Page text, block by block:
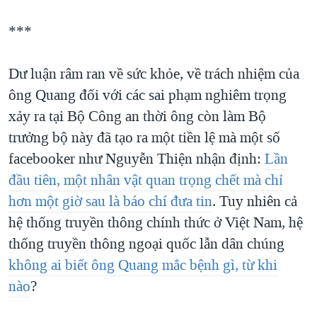
***
Dư luận râm ran về sức khỏe, về trách nhiệm của
ông Quang đối với các sai phạm nghiêm trọng
xảy ra tại Bộ Công an thời ông còn làm Bộ
trưởng bộ này đã tạo ra một tiền lệ mà một số
facebooker như Nguyễn Thiện nhận định: Lần
đầu tiên, một nhân vật quan trọng chết mà chỉ
hơn một giờ sau là báo chí đưa tin. Tuy nhiên cả
hệ thống truyền thông chính thức ở Việt Nam, hệ
thống truyền thông ngoại quốc lẫn dân chúng
không ai biết ông Quang mắc bệnh gì, từ khi
nào?